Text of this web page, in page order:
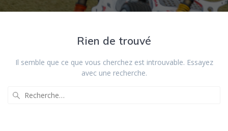
Rien de trouvé
Il semble que ce que vous cherchez est introuvable. Essayez
avec une recherche.